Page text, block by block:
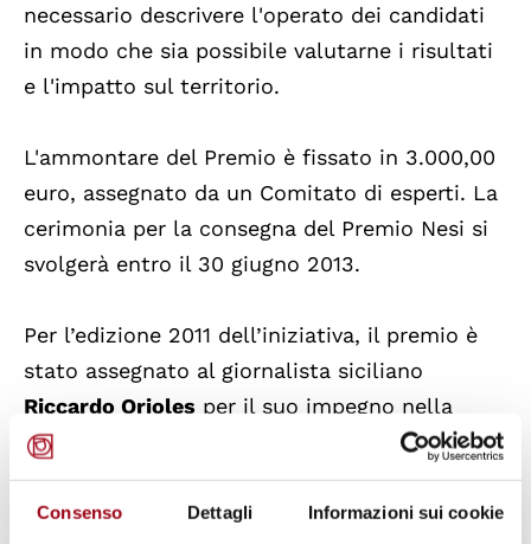
Consenso Dettagli Informazioni sui cookie
necessario descrivere l'operato dei candidati
in modo che sia possibile valutarne i risultati
e l'impatto sul territorio.
L'ammontare del Premio è fissato in 3.000,00
euro, assegnato da un Comitato di esperti. La
cerimonia per la consegna del Premio Nesi si
svolgerà entro il 30 giugno 2013.
Per l’edizione 2011 dell’iniziativa, il premio è
stato assegnato al giornalista siciliano
Riccardo Orioles per il suo impegno nella
formazione di giovani cronisti impegnati nella
lotta contro le mafie. Vincitrice nel 2010 era
stata invece
suor Carolina Iavazzo, principale